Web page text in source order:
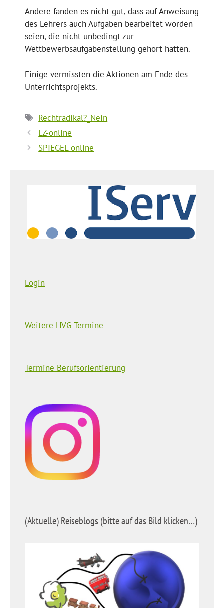
Andere fanden es nicht gut, dass auf Anweisung
des Lehrers auch Aufgaben bearbeitet worden
seien, die nicht unbedingt zur
Wettbewerbsaufgabenstellung gehört hätten.
Einige vermissten die Aktionen am Ende des
Unterrichtsprojekts.
Schlagwörter
Rechtradikal?_Nein
LZ-online
SPIEGEL online
Login
Weitere HVG-Termine
Termine Berufsorientierung
(Aktuelle) Reiseblogs (bitte auf das Bild klicken…)